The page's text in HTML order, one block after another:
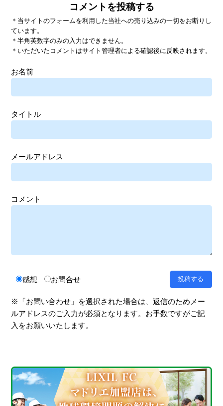
コメントを投稿する
＊当サイトのフォームを利用した当社への売り込みの一切をお断りし
ています。
＊半角英数字のみの入力はできません。
＊いただいたコメントはサイト管理者による確認後に反映されます。
お名前
タイトル
メールアドレス
コメント
感想 お問合せ
※「お問い合わせ」を選択された場合は、返信のためメー
ルアドレスのご入力が必須となります。お手数ですがご記
入をお願いいたします。